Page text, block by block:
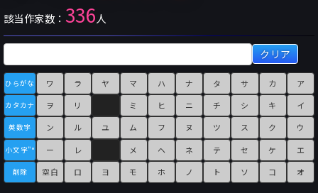
該当作家数： 336人
クリア
ひらがな
カタカナ
英数字
小文字"°
削除
ワ
ヲ
ン
ー
空白
ラ
リ
ル
レ
ロ
ヤ
ユ
ヨ
マ
ミ
ム
メ
モ
ハ
ヒ
フ
ヘ
ホ
ナ
ニ
ヌ
ネ
ノ
タ
チ
ツ
テ
ト
サ
シ
ス
セ
ソ
カ
キ
ク
ケ
コ
ア
イ
ウ
エ
オ